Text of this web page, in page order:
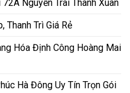
Nguyễn Trãi Thanh Xuân
Thanh Trì Giá Rẻ
Hóa Định Công Hoàng Mai
Hà Đông Uy Tín Trọn Gói